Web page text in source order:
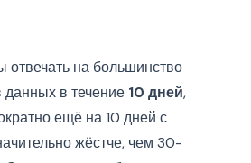
на большинство
данных в течение 10 дней,
ещё на 10 дней с
жёстче, чем 30-